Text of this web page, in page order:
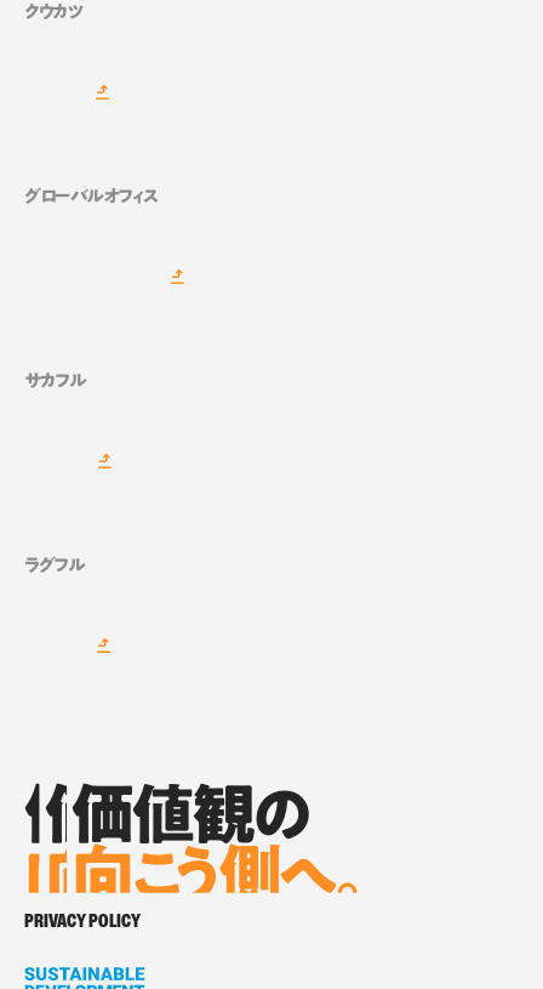
クウカツ
グローバルオフィス
サカフル
ラグフル
価値観の
向 こう側へ。
価値観の
向こう側へ。
価値観の
向こう側へ。
価値観の向こう側へ。
PRIVACY POLICY